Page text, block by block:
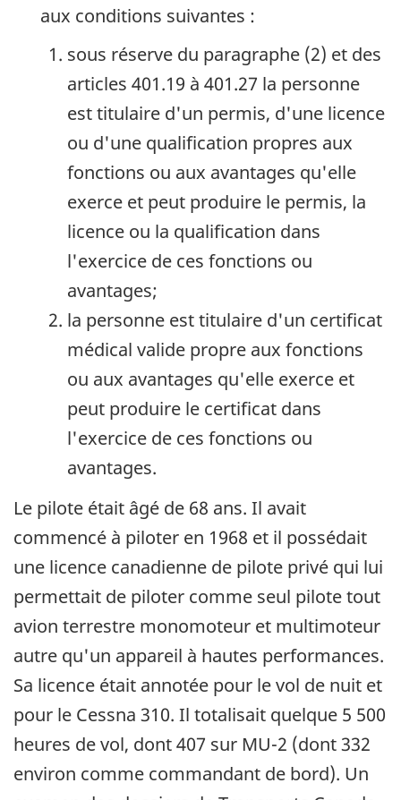
aux conditions suivantes :
sous réserve du paragraphe (2) et des
articles 401.19 à 401.27 la personne
est titulaire d'un permis, d'une licence
ou d'une qualification propres aux
fonctions ou aux avantages qu'elle
exerce et peut produire le permis, la
licence ou la qualification dans
l'exercice de ces fonctions ou
avantages;
la personne est titulaire d'un certificat
médical valide propre aux fonctions
ou aux avantages qu'elle exerce et
peut produire le certificat dans
l'exercice de ces fonctions ou
avantages.
Le pilote était âgé de 68 ans. Il avait
commencé à piloter en 1968 et il possédait
une licence canadienne de pilote privé qui lui
permettait de piloter comme seul pilote tout
avion terrestre monomoteur et multimoteur
autre qu'un appareil à hautes performances.
Sa licence était annotée pour le vol de nuit et
pour le Cessna 310. Il totalisait quelque 5 500
heures de vol, dont 407 sur MU-2 (dont 332
environ comme commandant de bord). Un